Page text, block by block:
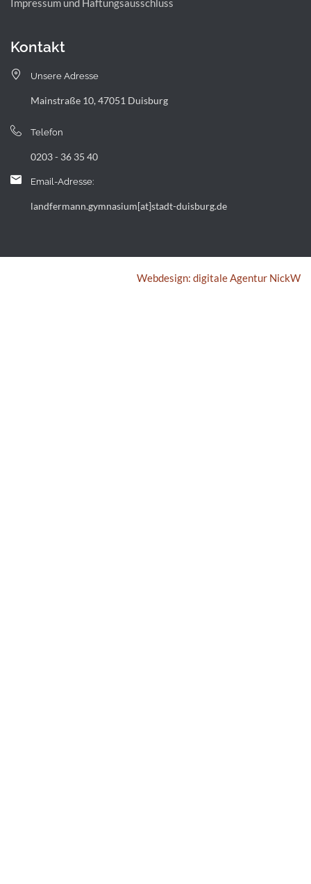
Impressum und Haftungsausschluss
Kontakt
Unsere Adresse
Mainstraße 10, 47051 Duisburg
Telefon
0203 - 36 35 40
Email-Adresse:
landfermann.gymnasium[at]stadt-duisburg.de
Webdesign: digitale Agentur NickW